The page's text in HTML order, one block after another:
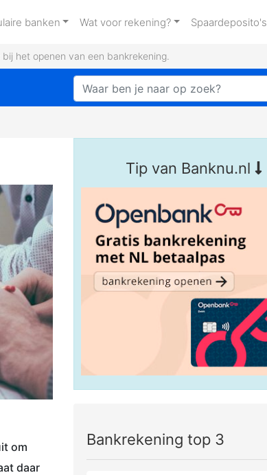
banken Wat voor rekening? Spaardeposito's
het openen van een bankrekening.
om
daar
Tip van Banknu.nl
Bankrekening top 3